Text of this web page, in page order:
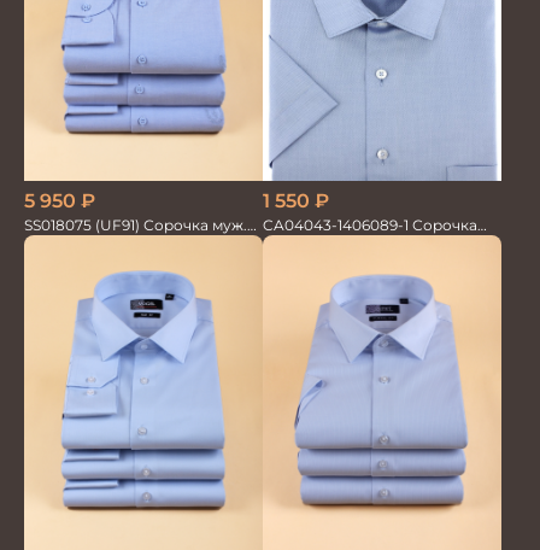
5 950 ₽
SS018075 (UF91) Сорочка муж.
дл.рук. GROSTYLE PRIME
1 550 ₽
CA04043-1406089-1 Сорочка
мужская